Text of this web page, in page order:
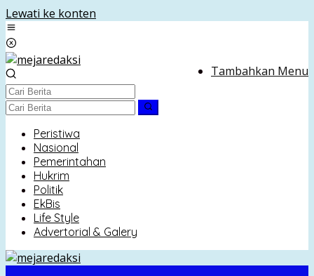
Lewati ke konten
Tambahkan Menu
Peristiwa
Nasional
Pemerintahan
Hukrim
Politik
EkBis
Life Style
Advertorial & Galery